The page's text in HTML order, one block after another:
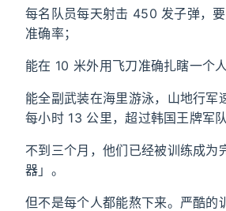
每名队员每天射击 450 发子弹，
准确率；
能在 10 米外用飞刀准确扎瞎一个人
能全副武装在海里游泳，山地行军
每小时 13 公里，超过韩国王牌军队
不到三个月，他们已经被训练成为
器」。
但不是每个人都能熬下来。严酷的